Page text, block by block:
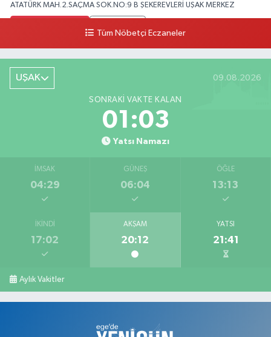
ATATÜRK MAH.2.SAÇMA SOK.NO:9 B ŞEKEREVLERİ UŞAK MERKEZ
Tüm Nöbetçi Eczaneler
UŞAK 09.08.2026
SONRAKI VAKTE KALAN
01:02
Yatsı Namazı
İMSAK
04:29
GÜNEŞ
06:04
ÖĞLE
13:13
İKINDI
17:02
AKŞAM
20:12
YATSI
21:41
Aylık Vakitler